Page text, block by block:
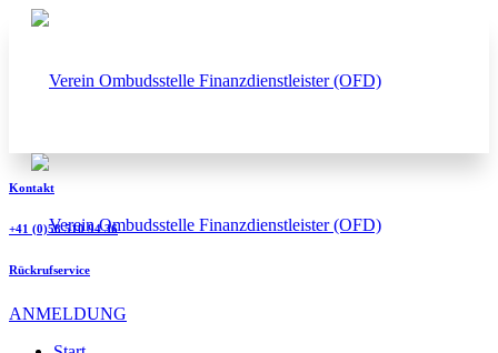
Kontakt
+41 (0)58 510 94 36
Rückrufservice
ANMELDUNG